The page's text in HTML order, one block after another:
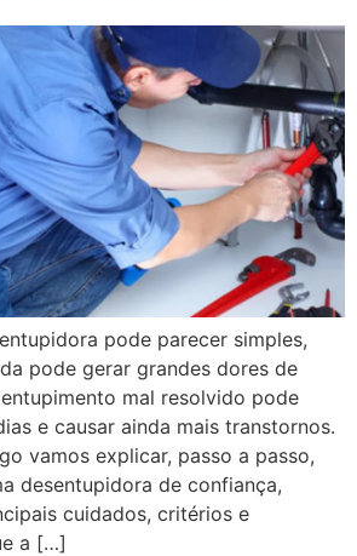
pode parecer simples,
pode gerar grandes dores de
mal resolvido pode
e causar ainda mais transtornos.
vamos explicar, passo a passo,
desentupidora de confiança,
cuidados, critérios e
a […]